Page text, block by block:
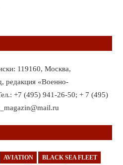
119160, Москва,
редакция «Военно-
+7 (495) 941-26-50; + 7 (495)
AVIATION BLACK SEA FLEET